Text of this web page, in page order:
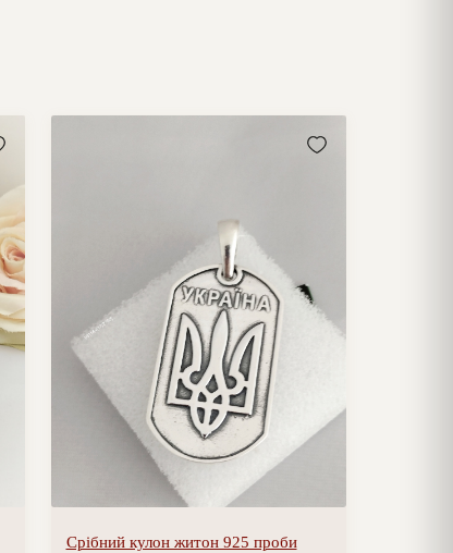
Срібний кулон житон 925 проби